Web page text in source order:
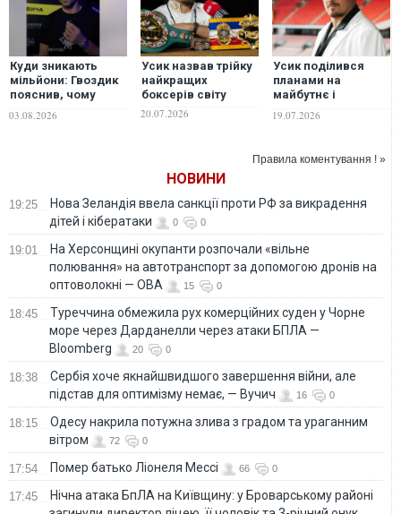
Куди зникають
мільйони: Гвоздик
пояснив, чому
лише 50–60% від
03.08.2026
Усик назвав трійку
найкращих
боксерів світу
20.07.2026
Усик поділився
планами на
майбутнє і
спортивні
19.07.2026
Правила коментування ! »
НОВИНИ
19:25
Нова Зеландія ввела санкції проти РФ за викрадення
дітей і кібератаки
0 0
19:01
На Херсонщині окупанти розпочали «вільне
полювання» на автотранспорт за допомогою дронів на
оптоволокні — ОВА
15 0
18:45
Туреччина обмежила рух комерційних суден у Чорне
море через Дарданелли через атаки БПЛА —
Bloomberg
20 0
18:38
Сербія хоче якнайшвидшого завершення війни, але
підстав для оптимізму немає, — Вучич
16 0
18:15
Одесу накрила потужна злива з градом та ураганним
вітром
72 0
17:54 Помер батько Ліонеля Мессі 66 0
17:45
Нічна атака БпЛА на Київщину: у Броварському районі